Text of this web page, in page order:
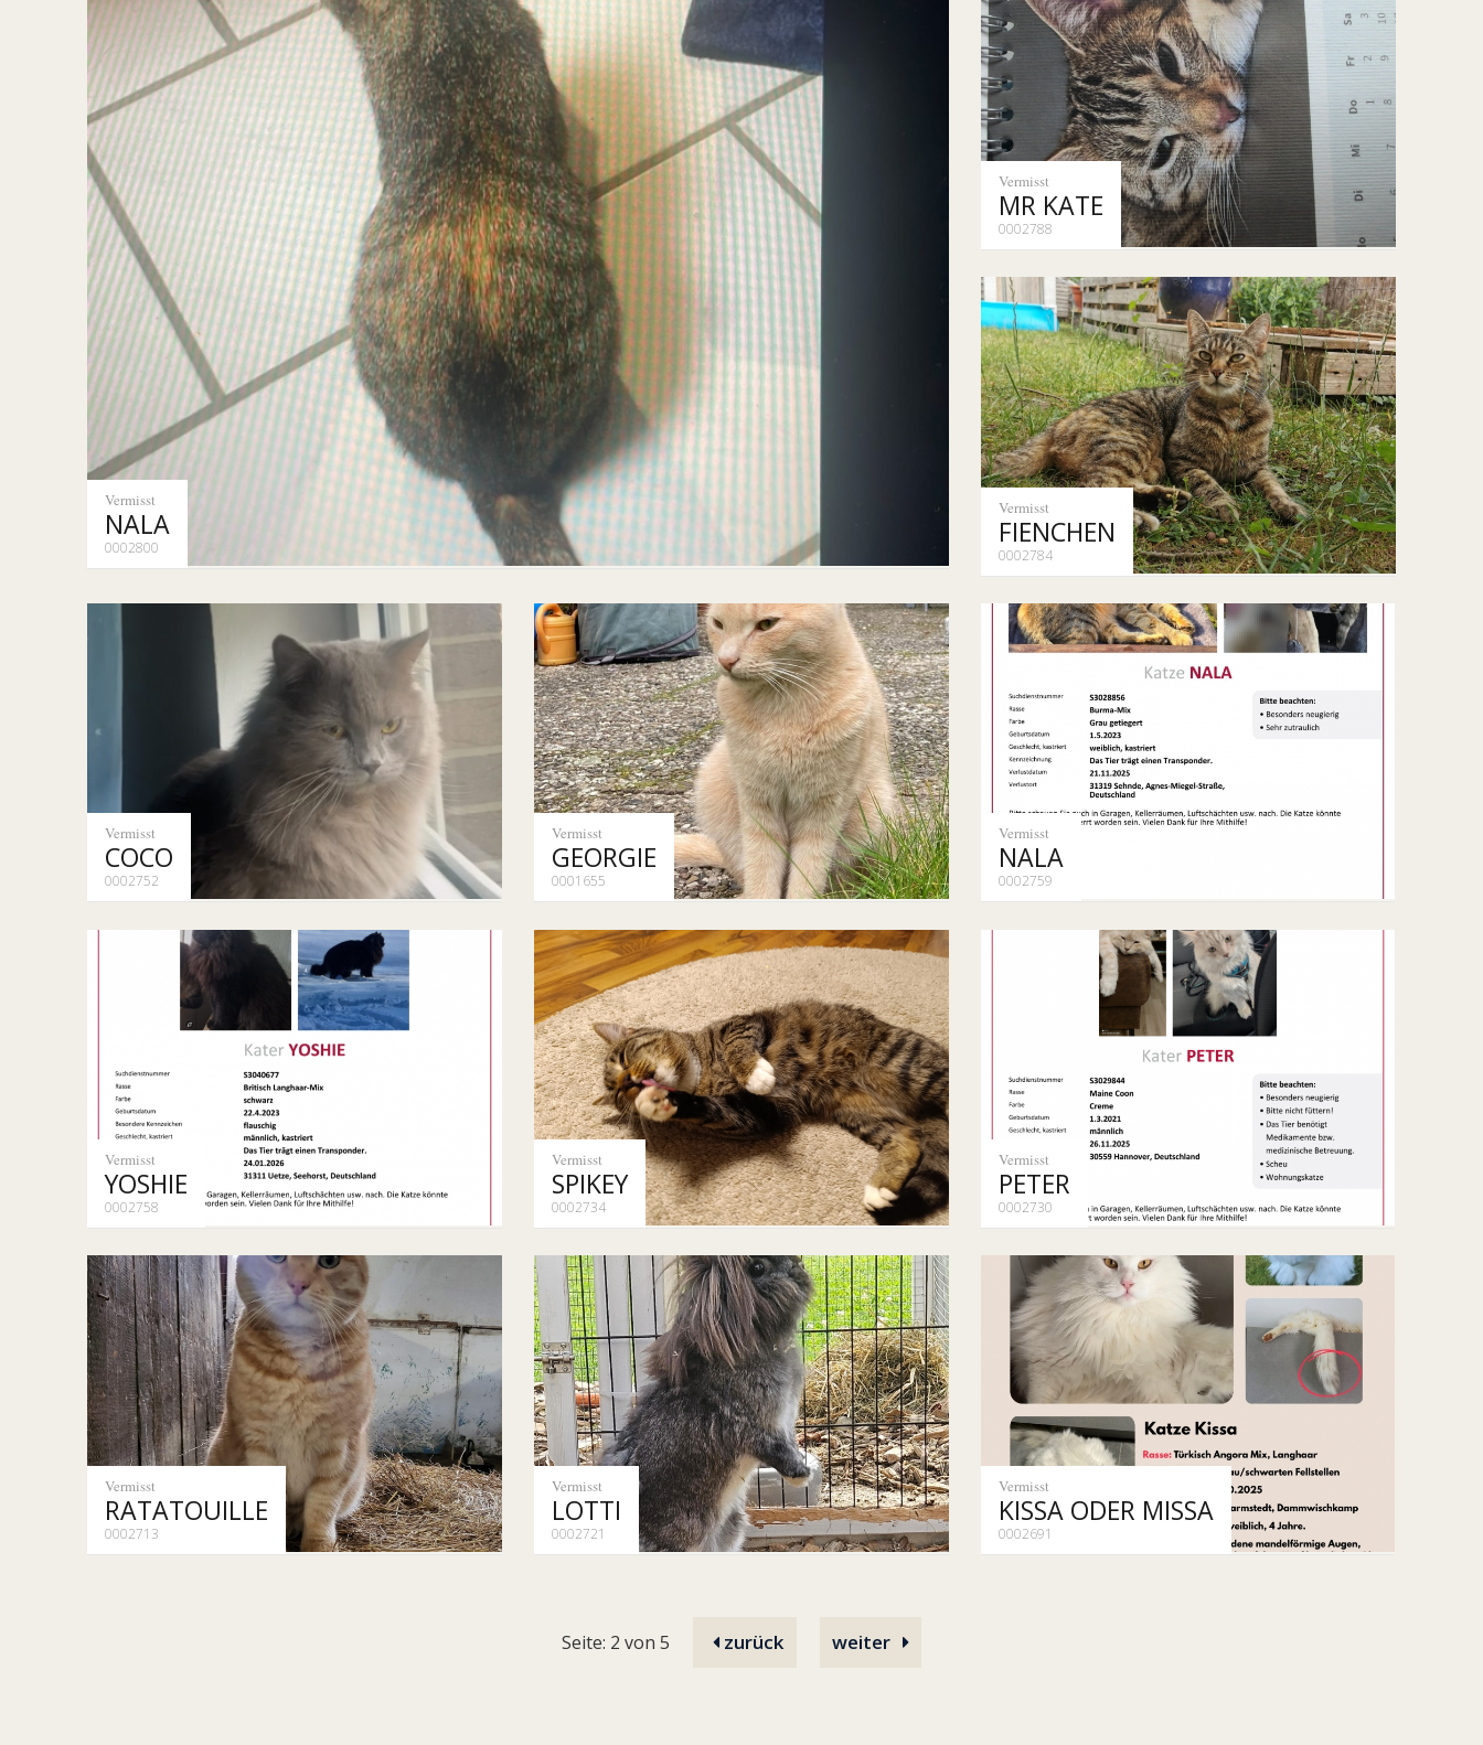
Vermisst
NALA
0002800
Vermisst
MR KATE
0002788
Vermisst
FIENCHEN
0002784
Vermisst
COCO
0002752
Vermisst
GEORGIE
0001655
Vermisst
NALA
0002759
Vermisst
YOSHIE
0002758
Vermisst
SPIKEY
0002734
Vermisst
PETER
0002730
Vermisst
RATATOUILLE
0002713
Vermisst
LOTTI
0002721
Vermisst
KISSA ODER MISSA
0002691
Seite: 2 von 5 zurück weiter